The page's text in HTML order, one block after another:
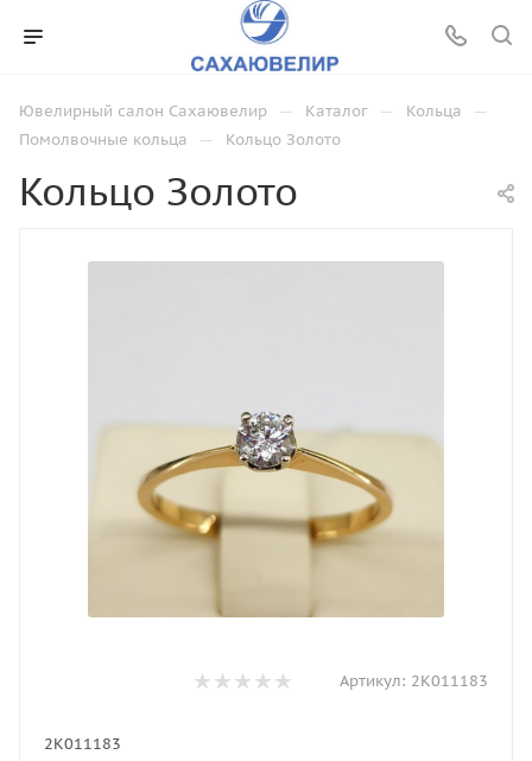
Ювелирный салон Сахаювелир — Каталог — Кольца —
Помолвочные кольца — Кольцо Золото
Кольцо Золото
Артикул: 2К011183
2К011183